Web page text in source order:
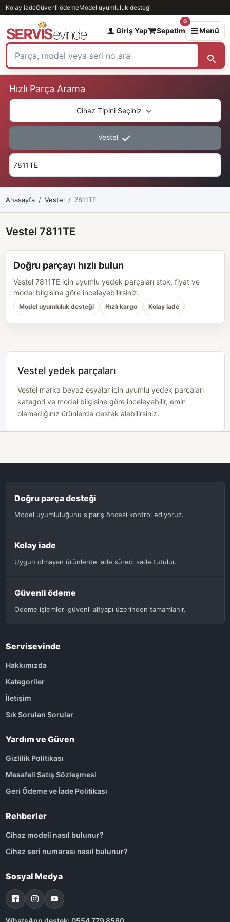
Kolay iadeGüvenli ödemeModel uyumluluk desteği
Giriş Yap Sepetim
0
Menü
Hızlı Parça Arama
Cihaz Tipini Seçiniz
Vestel
Anasayfa Vestel 7811TE
Vestel 7811TE
Doğru parçayı hızlı bulun
Vestel 7811TE için uyumlu yedek parçaları stok, fiyat ve
model bilgisine göre inceleyebilirsiniz.
Model uyumluluk desteği Hızlı kargo Kolay iade
Vestel yedek parçaları
Vestel marka beyaz eşyalar için uyumlu yedek parçaları
kategori ve model bilgisine göre inceleyebilir, emin
olamadığınız ürünlerde destek alabilirsiniz.
Doğru parça desteği
Model uyumluluğunu sipariş öncesi kontrol ediyoruz.
Kolay iade
Uygun olmayan ürünlerde iade süreci sade tutulur.
Güvenli ödeme
Ödeme işlemleri güvenli altyapı üzerinden tamamlanır.
Servisevinde
Hakkımızda
Kategoriler
İletişim
Sık Sorulan Sorular
Yardım ve Güven
Gizlilik Politikası
Mesafeli Satış Sözleşmesi
Geri Ödeme ve İade Politikası
Rehberler
Cihaz modeli nasıl bulunur?
Cihaz seri numarası nasıl bulunur?
Sosyal Medya